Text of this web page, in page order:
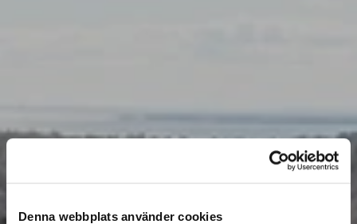
Denna webbplats använder cookies